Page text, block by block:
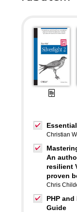
Christian
An
resilient
proven
Chris
PHP
Guide